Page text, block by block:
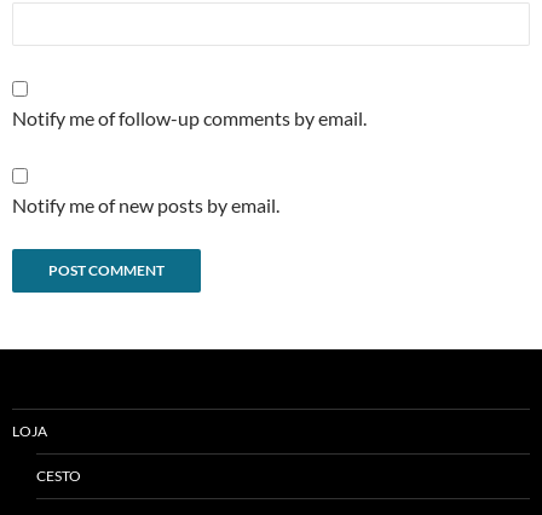
Notify me of follow-up comments by email.
Notify me of new posts by email.
LOJA
CESTO